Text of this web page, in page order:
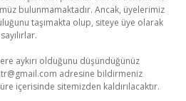
bulunmamaktadır. Ancak, üyelerimiz
taşımakta olup, siteye üye olarak
aykırı olduğunu düşündüğünüz
adresine bildirmeniz
içerisinde sitemizden kaldırılacaktır.